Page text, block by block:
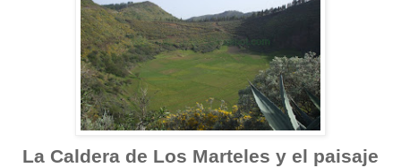
La Caldera de Los Marteles y el paisaje